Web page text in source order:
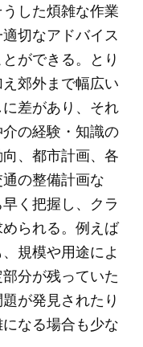
した煩雑な作業
切なアドバイス
ができる。とり
郊外まで幅広い
差があり、それ
の経験・知識の
、都市計画、各
の整備計画な
く把握し、クラ
られる。例えば
規模や用途によ
分が残っていた
が発見されたり
なる場合も少な